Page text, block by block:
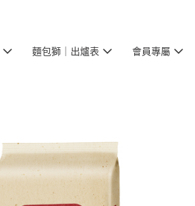
麵包獅｜出爐表 會員專屬